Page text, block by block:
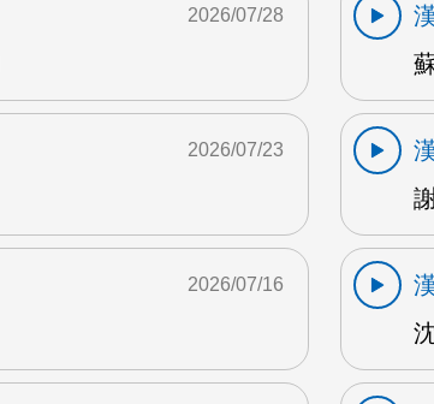
2026/07/28
2026/07/23
2026/07/16